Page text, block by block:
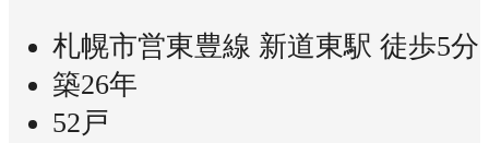
札幌市営東豊線 新道東駅 徒歩5分
築26年
52戸